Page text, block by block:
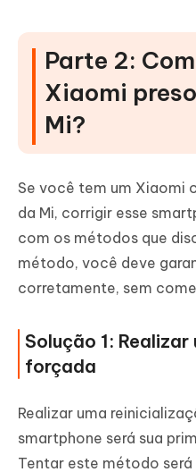
Parte 2:
Xiaomi
Mi?
Se você tem um Xiaomi
da Mi, corrigir esse
com os métodos que
método, você deve
corretamente, sem
Solução 1:
forçada
Realizar uma
smartphone será sua
Tentar este método